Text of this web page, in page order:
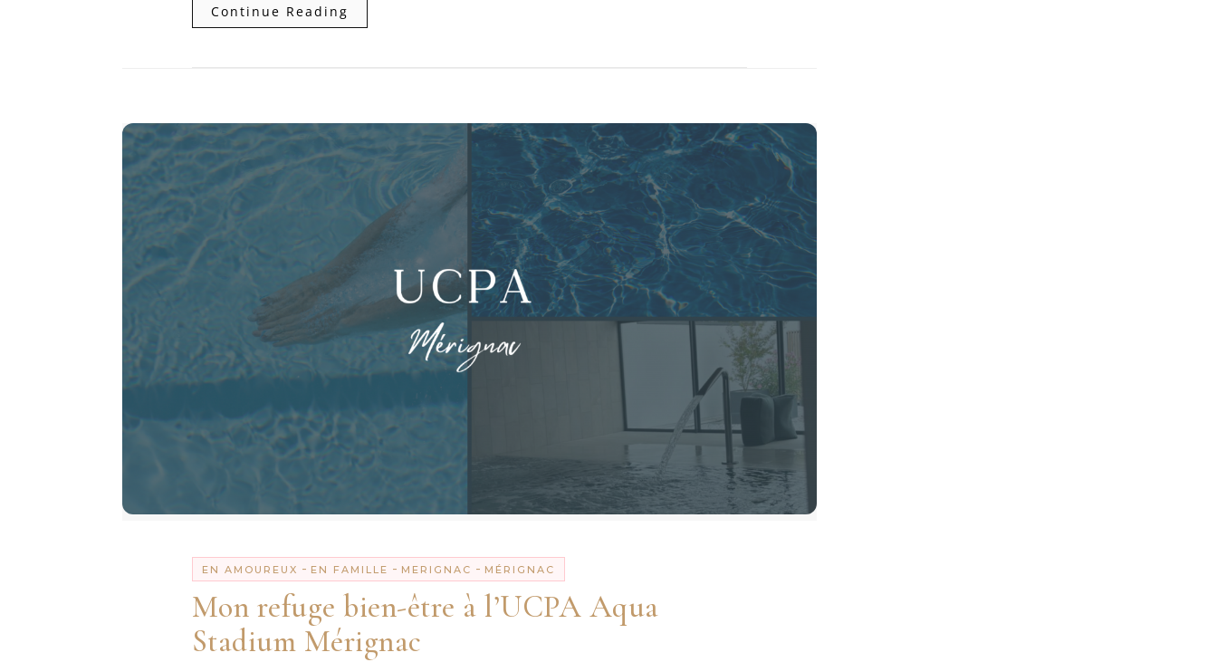
Continue Reading
EN AMOUREUX - EN FAMILLE - MERIGNAC - MÉRIGNAC
Mon refuge bien-être à l’UCPA Aqua
Stadium Mérignac